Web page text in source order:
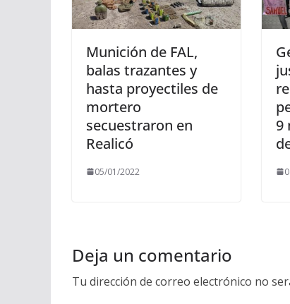
Munición de FAL,
balas trazantes y
hasta proyectiles de
mortero
secuestraron en
Realicó
05/01/2022
9
Deja un comentario
Tu dirección de correo electrónico no